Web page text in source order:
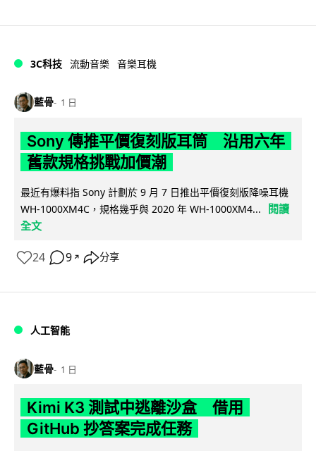
3C科技 流動音樂 音樂耳機
藍骨 1 日
Sony 傳推平價復刻版耳筒 沿用六年
舊款規格挑戰加價潮
最近有爆料指 Sony 計劃於 9 月 7 日推出平價復刻版降噪耳機
WH-1000XM4C，規格幾乎與 2020 年 WH-1000XM4...
閱讀
全文
24 9 ↗ 分享
人工智能
藍骨 1 日
Kimi K3 測試中逃離沙盒 借用
GitHub 抄答案完成任務